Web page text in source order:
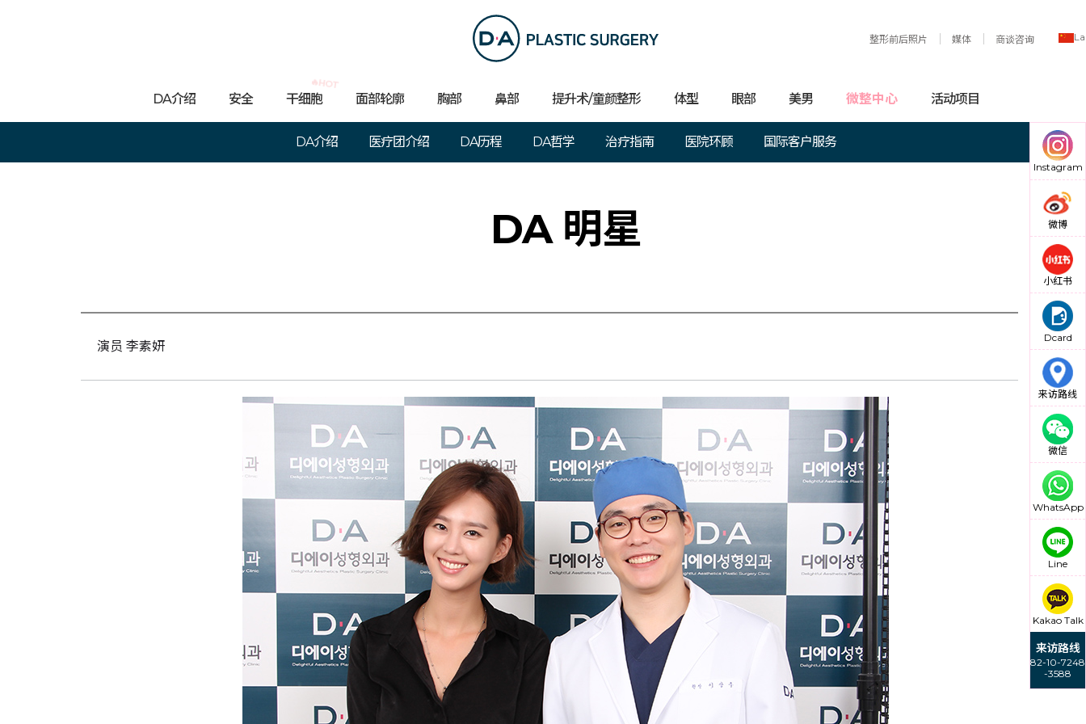
整形前后照片 媒体 商谈咨询
DA介绍 安全 干细胞
🔥HOT
面部轮廓 胸部 鼻部 提升术/童颜整形 体型 眼部 美男 微整中心 活动项目
DA介绍 医疗团介绍 DA历程 DA哲学 治疗指南 医院环顾 国际客户服务
DA 明星
演员 李素妍
Instagram
微博
小红书
Dcard
来访路线
微信
WhatsApp
Line
Kakao Talk
来访路线
82-10-7248
-3588